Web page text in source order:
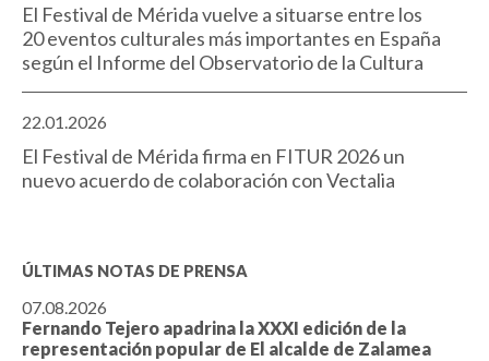
El Festival de Mérida vuelve a situarse entre los
20 eventos culturales más importantes en España
según el Informe del Observatorio de la Cultura
22.01.2026
El Festival de Mérida firma en FITUR 2026 un
nuevo acuerdo de colaboración con Vectalia
ÚLTIMAS NOTAS DE PRENSA
07.08.2026
Fernando Tejero apadrina la XXXI edición de la
representación popular de El alcalde de Zalamea